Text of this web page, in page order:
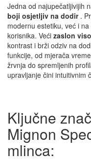
Jedna od najupečatljivijih
boji osjetljiv na dodir.
modernu estetiku, već i
korisnika. Veći zaslon
kontrast i brži odziv na
funkcije, od mjerača
žrvnja do spremljenih
upravljanje čini intuitivnim
Ključne
Mignon
mlinca: